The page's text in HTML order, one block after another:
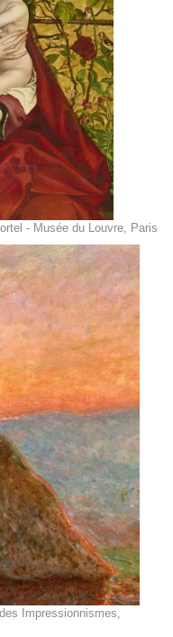
- Musée du Louvre, Paris
Impressionnismes,